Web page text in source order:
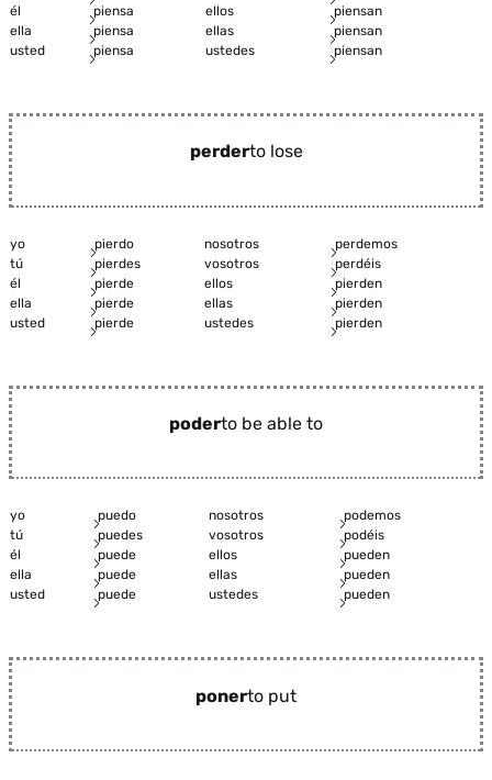
él
piensa ellos
piensan
ella
piensa ellas
piensan
usted
piensa ustedes piensan
perderto lose
yo pierdo nosotros
perdemos
tú
pierdes vosotros
perdéis
él
pierde ellos
pierden
ella
pierde ellas
pierden
usted
pierde ustedes pierden
poderto be able to
yo puedo nosotros
podemos
tú
puedes vosotros
podéis
él
puede ellos
pueden
ella
puede ellas
pueden
usted
puede ustedes pueden
ponerto put